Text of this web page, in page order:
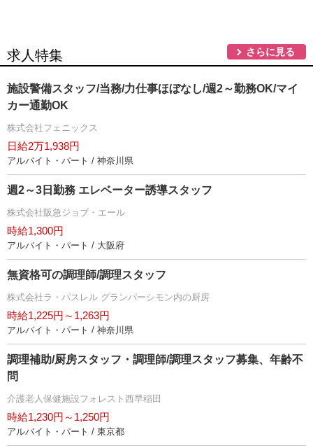
求人特集 さらに見る
施設警備スタッフ/当務/力仕事ほぼなし/週2～勤務OK/マイ
カー通勤OK
株式会社フェニックス
日給2万1,938円
アルバイト・パート / 神奈川県
週2～3日勤務 エレベーター誘導スタッフ
株式会社阪急ジョブ・エール
時給1,300円
アルバイト・パート / 大阪府
無資格可の調理師/調理スタッフ
株式会社ラ・パスレル グランパーシモン内の厨房
時給1,225円～1,263円
アルバイト・パート / 神奈川県
調理補助/厨房スタッフ・調理師/調理スタッフ募集、年齢不
問
介護老人保健施設フォレスト西早稲田
時給1,230円～1,250円
アルバイト・パート / 東京都